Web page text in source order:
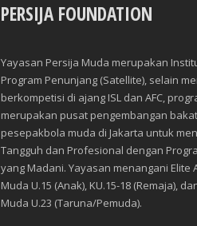
PERSIJA FOUNDATION
Yayasan Persija Muda merupakan
Program Penunjang (Satellite), selain
berkompetisi di ajang ISL dan AFC,
merupakan pusat pengembangan
pesepakbola muda di Jakarta untuk
Tangguh dan Profesional dengan
yang Madani. Yayasan menangani Elite
Muda U.15 (Anak), KU.15-18 (Remaja),
Muda U.23 (Taruna/Pemuda).